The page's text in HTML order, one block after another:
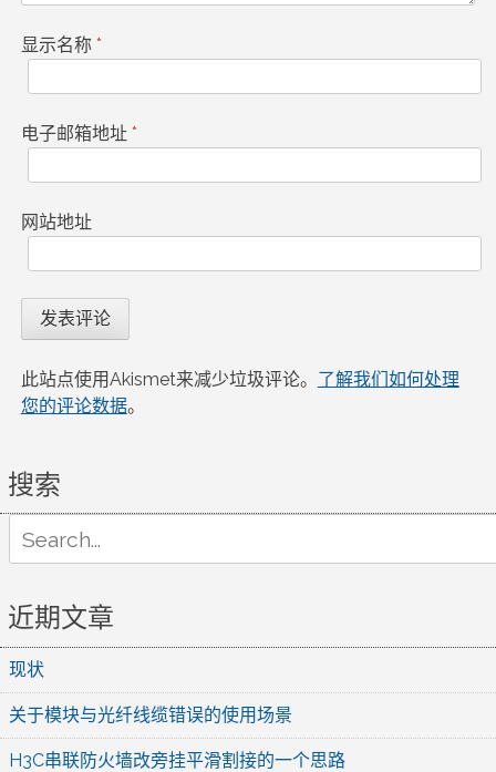
显示名称 *
电子邮箱地址 *
网站地址
此站点使用Akismet来减少垃圾评论。 了解我们如何处理
您的评论数据。
搜索
for:
近期文章
现状
关于模块与光纤线缆错误的使用场景
H3C串联防火墙改旁挂平滑割接的一个思路